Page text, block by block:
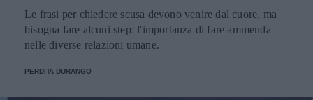
Le frasi per chiedere scusa devono venire dal cuore, ma
bisogna fare alcuni step: l'importanza di fare ammenda
nelle diverse relazioni umane.
PERDITA DURANGO